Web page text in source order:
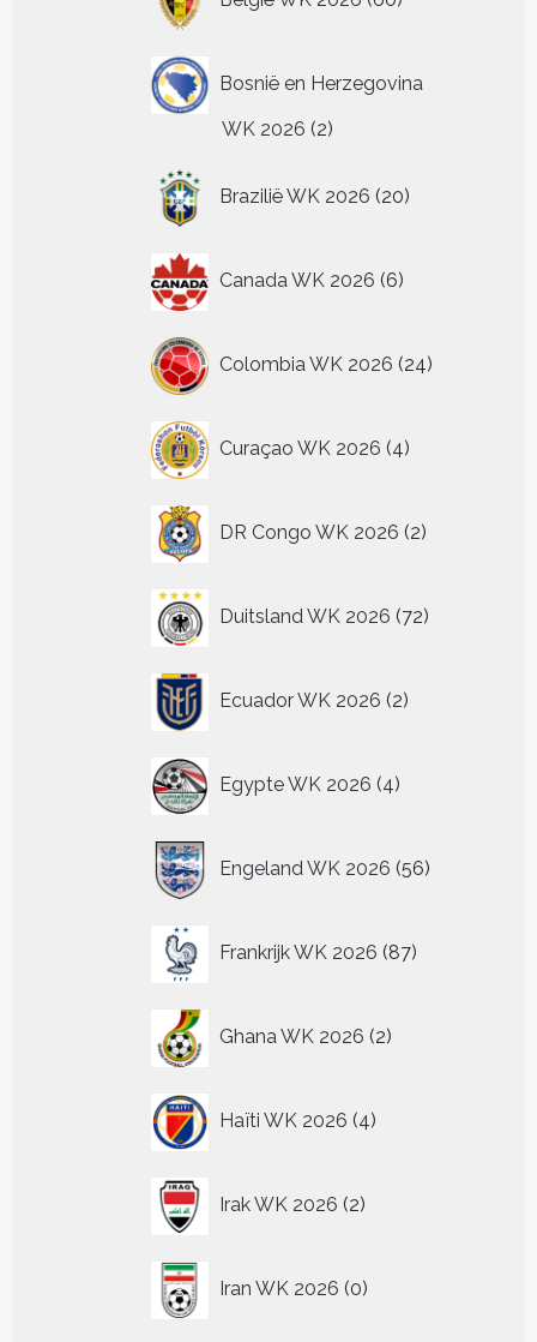
producten
Bosnië en Herzegovina
WK 2026 22
Brazilië WK 2026 20
producten
Canada WK 2026 6
producten
Colombia WK 2026 24
producten
Curaçao WK 2026 4
producten
DR Congo WK 2026 2
producten
Duitsland WK 2026 72
producten
Ecuador WK 2026 2
producten
Egypte WK 2026 4
producten
Engeland WK 2026 56
producten
Frankrijk WK 2026 87
producten
Ghana WK 2026 2
producten
Haïti WK 2026 4
producten
Irak WK 2026 2
producten
Iran WK 2026 0
producten